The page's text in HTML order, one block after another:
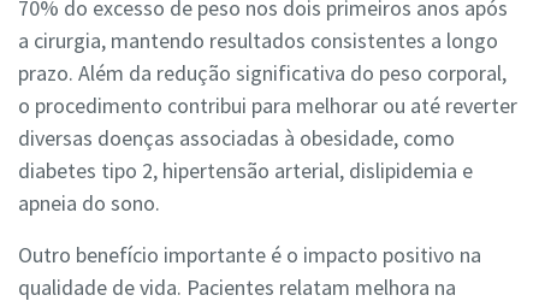
70% do excesso de peso nos dois primeiros anos após
a cirurgia, mantendo resultados consistentes a longo
prazo. Além da redução significativa do peso corporal,
o procedimento contribui para melhorar ou até reverter
diversas doenças associadas à obesidade, como
diabetes tipo 2, hipertensão arterial, dislipidemia e
apneia do sono.
Outro benefício importante é o impacto positivo na
qualidade de vida. Pacientes relatam melhora na